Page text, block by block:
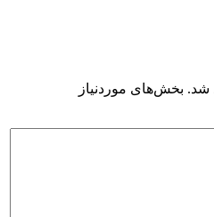
شد. بخش‌های موردنیاز